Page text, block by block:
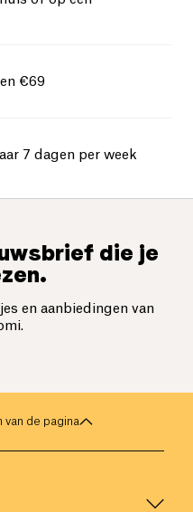
€69
7 dagen per week
die je
en aanbiedingen van
van de pagina